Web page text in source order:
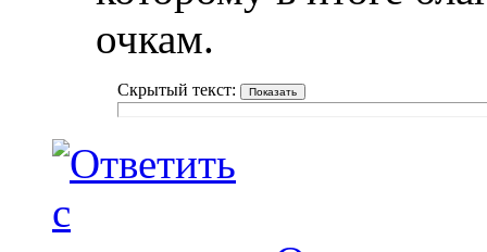
очкам.
Скрытый текст: